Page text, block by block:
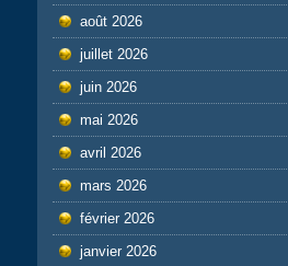
août 2026
juillet 2026
juin 2026
mai 2026
avril 2026
mars 2026
février 2026
janvier 2026